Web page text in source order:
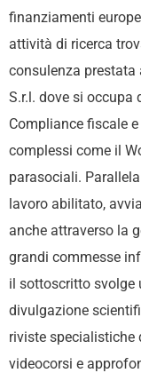
finanziamenti
attività di ricerca
consulenza prestata
S.r.l. dove si occupa
Compliance fiscale
complessi come il
parasociali.
lavoro abilitato,
anche attraverso la
grandi commesse
il sottoscritto svolge
divulgazione
riviste specialistiche
videocorsi e